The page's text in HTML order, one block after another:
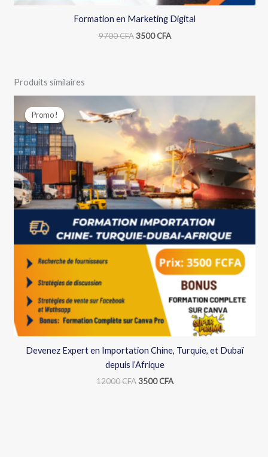
Formation en Marketing Digital
9700CFA 3500CFA
Produits similaires
Promo !
Promo !
Devenez Expert en Importation Chine, Turquie, et Dubaï
depuis l’Afrique
12000CFA
prix
initial
était :
12000 CFA.
3500CFA
actuel
3500 CFA.